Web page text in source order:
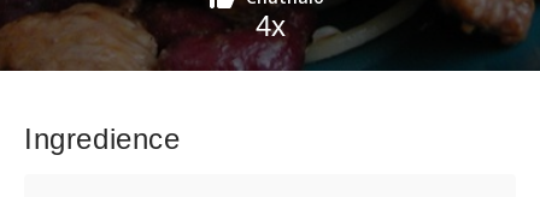
4x
Ingredience